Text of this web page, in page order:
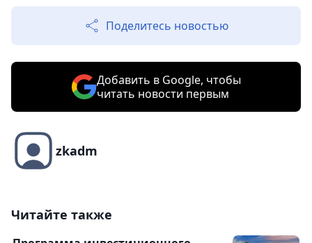
Поделитесь новостью
Добавить в Google, чтобы
читать новости первым
zkadm
Читайте также